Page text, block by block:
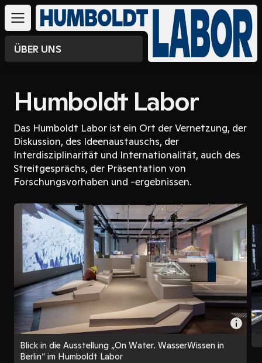
ÜBER UNS
Humboldt Labor
Das Humboldt Labor ist ein Ort der Vernetzung, der
Diskussion, des Ideenaustauschs, der
Interdisziplinarität und Internationalität, auch des
Streitgesprächs, der Präsentation von
Forschungsvorhaben und -ergebnissen.
Blick in die Ausstellung „On Water. WasserWissen in
Berlin“ im Humboldt Labor